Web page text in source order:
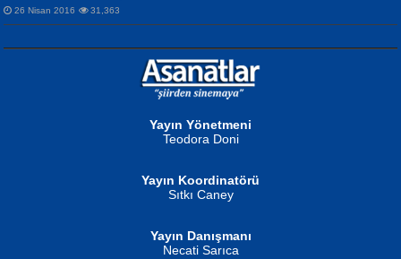
NURAN KÖSE BAYDAR
Ben Deniz Değilim ki...
26 Nisan 2016 31,363
Yayın Yönetmeni
Teodora Doni
Yayın Koordinatörü
Sıtkı Caney
Yayın Danışmanı
Necati Sarıca